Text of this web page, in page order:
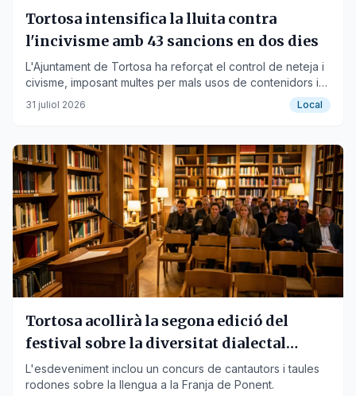
Tortosa intensifica la lluita contra
l'incivisme amb 43 sancions en dos dies
L'Ajuntament de Tortosa ha reforçat el control de neteja i
civisme, imposant multes per mals usos de contenidors i
abocaments indeguts.
31 juliol 2026 Local
Tortosa acollirà la segona edició del
festival sobre la diversitat dialectal
catalana
L'esdeveniment inclou un concurs de cantautors i taules
rodones sobre la llengua a la Franja de Ponent.